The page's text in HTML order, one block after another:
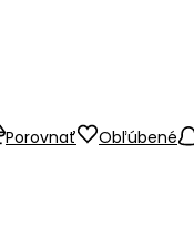
Porovnať Obľúbené